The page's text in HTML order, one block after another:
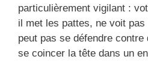
particulièrement vigilant :
il met les pattes, ne voit
peut pas se défendre contre
se coincer la tête dans un